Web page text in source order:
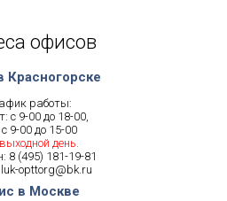
офисов
Красногорске
работы:
с 9-00 до 18-00,
9-00 до 15-00
день.
8 (495) 181-19-81
luk-opttorg@bk.ru
в Москве